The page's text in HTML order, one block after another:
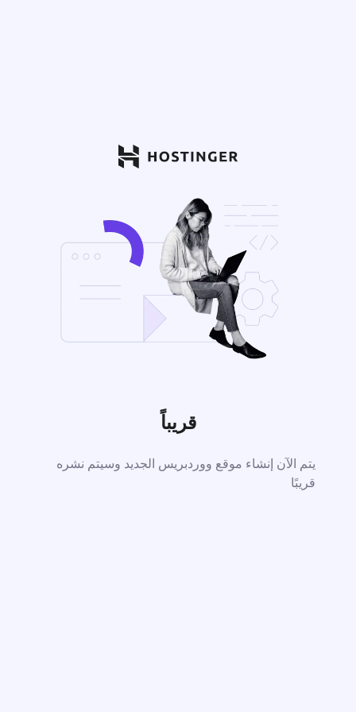
قريباً
يتم الآن إنشاء موقع ووردبريس الجديد وسيتم نشره
قريبًا